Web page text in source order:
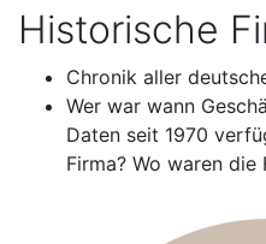
Historische
Chronik aller
Wer war wann
Daten seit 1970
Firma? Wo waren